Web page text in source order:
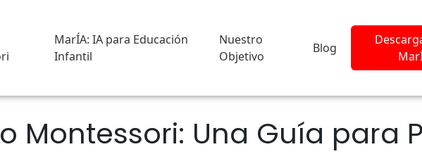
MarÍA: IA para Educación
Infantil
Nuestro
Objetivo
Blog
Montessori: Una Guía para